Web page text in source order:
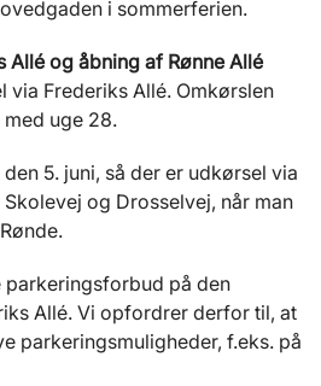
i sommerferien.
Allé og åbning af Rønne Allé
via Frederiks Allé. Omkørslen
uge 28.
5. juni, så der er udkørsel via
og Drosselvej, når man
på den
Allé. Vi opfordrer derfor til, at
parkeringsmuligheder, f.eks. på